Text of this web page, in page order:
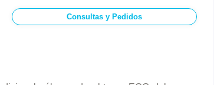
Consultas y Pedidos